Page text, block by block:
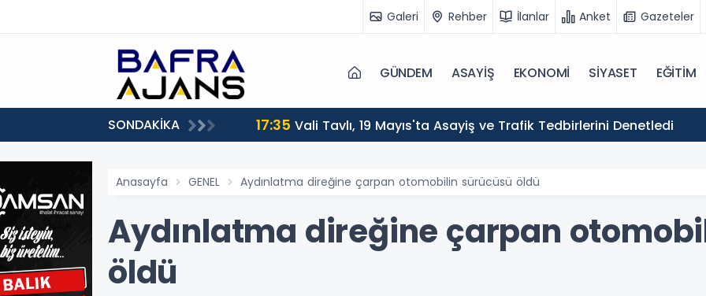
Galeri Rehber İlanlar Anket Gazeteler
GÜNDEM ASAYİŞ EKONOMİ SİYASET EĞİTİM
SONDAKİKA 17:35 Vali Tavlı, 19 Mayıs'ta Asayiş ve Trafik Tedbirlerini Denetledi
Anasayfa GENEL Aydınlatma direğine çarpan otomobilin sürücüsü öldü
Aydınlatma direğine çarpan
öldü